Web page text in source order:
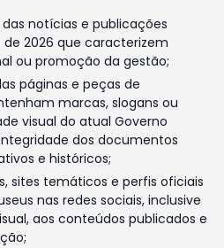
notícias e publicações
2026 que caracterizem
ou promoção da gestão;
páginas e peças de
marcas, slogans ou
visual do atual Governo
dos documentos
e históricos;
sites temáticos e perfis oficiais
nas redes sociais, inclusive
aos conteúdos publicados e